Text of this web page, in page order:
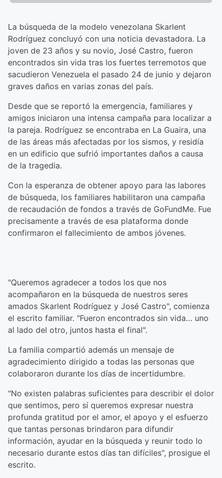
La búsqueda de la modelo venezolana Skarlent
Rodríguez concluyó con una noticia devastadora. La
joven de 23 años y su novio, José Castro, fueron
encontrados sin vida tras los fuertes terremotos que
sacudieron Venezuela el pasado 24 de junio y dejaron
graves daños en varias zonas del país.
Desde que se reportó la emergencia, familiares y
amigos iniciaron una intensa campaña para localizar a
la pareja. Rodríguez se encontraba en La Guaira, una
de las áreas más afectadas por los sismos, y residía
en un edificio que sufrió importantes daños a causa
de la tragedia.
Con la esperanza de obtener apoyo para las labores
de búsqueda, los familiares habilitaron una campaña
de recaudación de fondos a través de GoFundMe. Fue
precisamente a través de esa plataforma donde
confirmaron el fallecimiento de ambos jóvenes.
"Queremos agradecer a todos los que nos
acompañaron en la búsqueda de nuestros seres
amados Skarlent Rodríguez y José Castro", comienza
el escrito familiar. "Fueron encontrados sin vida… uno
al lado del otro, juntos hasta el final".
La familia compartió además un mensaje de
agradecimiento dirigido a todas las personas que
colaboraron durante los días de incertidumbre.
"No existen palabras suficientes para describir el dolor
que sentimos, pero sí queremos expresar nuestra
profunda gratitud por el amor, el apoyo y el esfuerzo
que tantas personas brindaron para difundir
información, ayudar en la búsqueda y reunir todo lo
necesario durante estos días tan difíciles", prosigue el
escrito.